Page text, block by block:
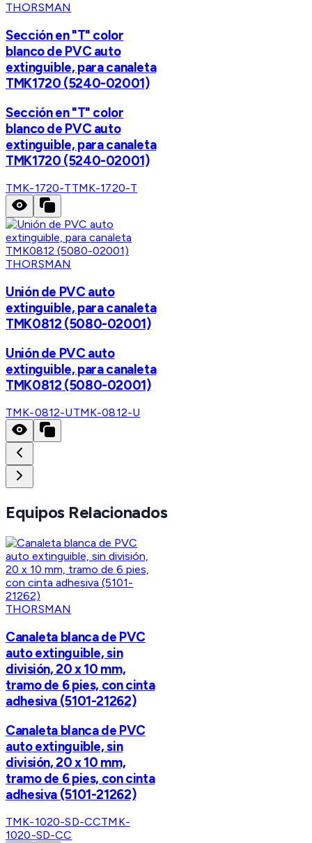
THORSMAN
Sección en "T" color
blanco de PVC auto
extinguible, para canaleta
TMK1720 (5240-02001)
Sección en "T" color
blanco de PVC auto
extinguible, para canaleta
TMK1720 (5240-02001)
TMK-1720-TTMK-1720-T
THORSMAN
Unión de PVC auto
extinguible, para canaleta
TMK0812 (5080-02001)
Unión de PVC auto
extinguible, para canaleta
TMK0812 (5080-02001)
TMK-0812-UTMK-0812-U
Equipos Relacionados
THORSMAN
Canaleta blanca de PVC
auto extinguible, sin
división, 20 x 10 mm,
tramo de 6 pies, con cinta
adhesiva (5101-21262)
Canaleta blanca de PVC
auto extinguible, sin
división, 20 x 10 mm,
tramo de 6 pies, con cinta
adhesiva (5101-21262)
TMK-1020-SD-CCTMK-
1020-SD-CC